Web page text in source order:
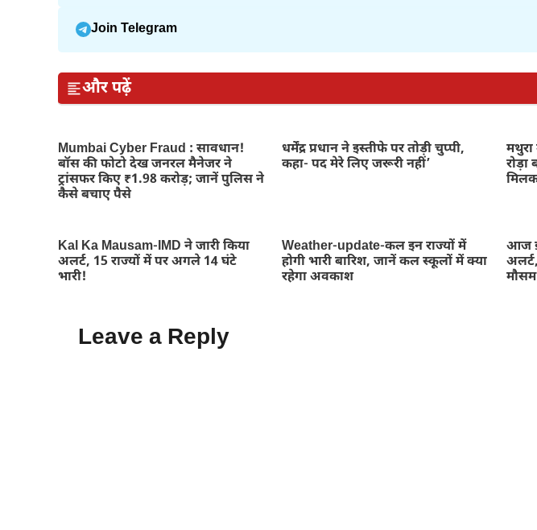
Join Telegram
और पढ़ें
Mumbai Cyber Fraud : सावधान!
बॉस की फोटो देख जनरल मैनेजर ने
ट्रांसफर किए ₹1.98 करोड़; जानें पुलिस ने
कैसे बचाए पैसे
धर्मेंद्र प्रधान ने इस्तीफे पर तोड़ी चुप्पी,
कहा- पद मेरे लिए जरूरी नहीं’
रोड़ा
Kal Ka Mausam-IMD ने जारी किया
अलर्ट, 15 राज्यों में पर अगले 14 घंटे
भारी!
Weather-update-कल इन राज्यों में
होगी भारी बारिश, जानें कल स्कूलों में क्या
रहेगा अवकाश
आज
Leave a Reply